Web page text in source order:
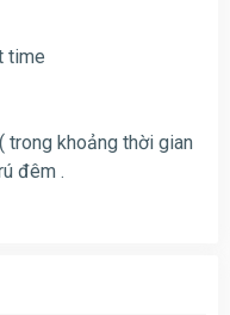
time
trong khoảng thời gian
đêm .